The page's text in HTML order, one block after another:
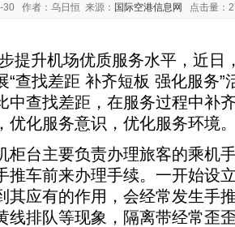
30 作者：乌日恒 来源： 国际空港信息网 点击量：
升机场优质服务水平，近日
“查找差距 补齐短板 强化服务”
中查找差距，在服务过程中补
优化服务意识，优化服务环境
台主要负责办理旅客的乘机
推车前来办理手续。一开始设
其应有的作用，会经常发生手
线排队等现象，隔离带经常歪